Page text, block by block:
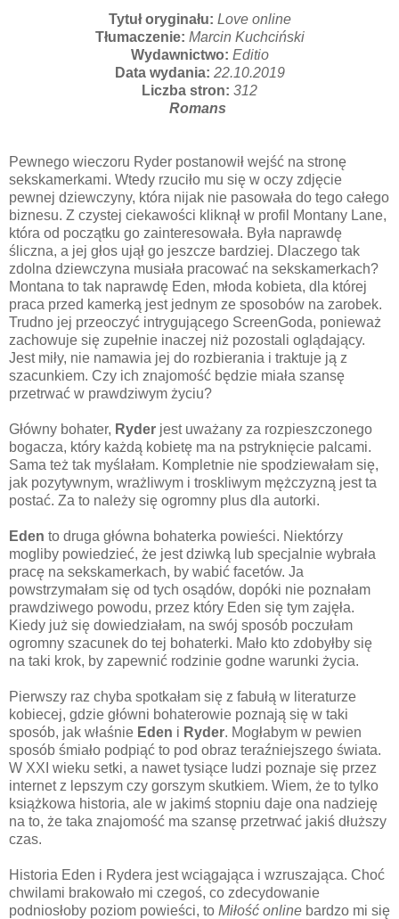
Tytuł oryginału: Love online
Tłumaczenie: Marcin Kuchciński
Wydawnictwo: Editio
Data wydania: 22.10.2019
Liczba stron: 312
Romans
Pewnego wieczoru Ryder postanowił wejść na stronę
sekskamerkami. Wtedy rzuciło mu się w oczy zdjęcie
pewnej dziewczyny, która nijak nie pasowała do tego całego
biznesu. Z czystej ciekawości kliknął w profil Montany Lane,
która od początku go zainteresowała. Była naprawdę
śliczna, a jej głos ujął go jeszcze bardziej. Dlaczego tak
zdolna dziewczyna musiała pracować na sekskamerkach?
Montana to tak naprawdę Eden, młoda kobieta, dla której
praca przed kamerką jest jednym ze sposobów na zarobek.
Trudno jej przeoczyć intrygującego ScreenGoda, ponieważ
zachowuje się zupełnie inaczej niż pozostali oglądający.
Jest miły, nie namawia jej do rozbierania i traktuje ją z
szacunkiem. Czy ich znajomość będzie miała szansę
przetrwać w prawdziwym życiu?
Główny bohater, Ryder jest uważany za rozpieszczonego
bogacza, który każdą kobietę ma na pstryknięcie palcami.
Sama też tak myślałam. Kompletnie nie spodziewałam się,
jak pozytywnym, wrażliwym i troskliwym mężczyzną jest ta
postać. Za to należy się ogromny plus dla autorki.
Eden to druga główna bohaterka powieści. Niektórzy
mogliby powiedzieć, że jest dziwką lub specjalnie wybrała
pracę na sekskamerkach, by wabić facetów. Ja
powstrzymałam się od tych osądów, dopóki nie poznałam
prawdziwego powodu, przez który Eden się tym zajęła.
Kiedy już się dowiedziałam, na swój sposób poczułam
ogromny szacunek do tej bohaterki. Mało kto zdobyłby się
na taki krok, by zapewnić rodzinie godne warunki życia.
Pierwszy raz chyba spotkałam się z fabułą w literaturze
kobiecej, gdzie główni bohaterowie poznają się w taki
sposób, jak właśnie Eden i Ryder. Mogłabym w pewien
sposób śmiało podpiąć to pod obraz teraźniejszego świata.
W XXI wieku setki, a nawet tysiące ludzi poznaje się przez
internet z lepszym czy gorszym skutkiem. Wiem, że to tylko
książkowa historia, ale w jakimś stopniu daje ona nadzieję
na to, że taka znajomość ma szansę przetrwać jakiś dłuższy
czas.
Historia Eden i Rydera jest wciągająca i wzruszająca. Choć
chwilami brakowało mi czegoś, co zdecydowanie
podniosłoby poziom powieści, to Miłość online bardzo mi się